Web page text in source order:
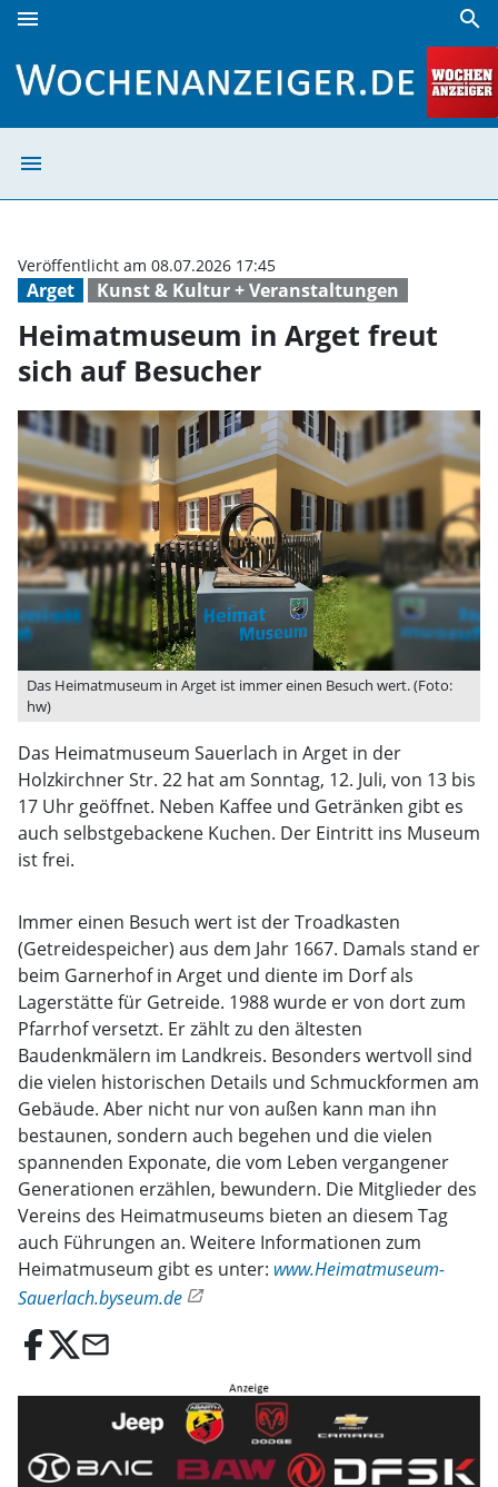
menu search
menu
Arget Kunst & Kultur + Veranstaltungen
Veröffentlicht am 08.07.2026 17:45
Heimatmuseum in Arget freut
sich auf Besucher
Das Heimatmuseum in Arget ist immer einen Besuch wert. (Foto:
hw)
Das Heimatmuseum Sauerlach in Arget in der
Holzkirchner Str. 22 hat am Sonntag, 12. Juli, von 13 bis
17 Uhr geöffnet. Neben Kaffee und Getränken gibt es
auch selbstgebackene Kuchen. Der Eintritt ins Museum
ist frei.
Immer einen Besuch wert ist der Troadkasten
(Getreidespeicher) aus dem Jahr 1667. Damals stand er
beim Garnerhof in Arget und diente im Dorf als
Lagerstätte für Getreide. 1988 wurde er von dort zum
Pfarrhof versetzt. Er zählt zu den ältesten
Baudenkmälern im Landkreis. Besonders wertvoll sind
die vielen historischen Details und Schmuckformen am
Gebäude. Aber nicht nur von außen kann man ihn
bestaunen, sondern auch begehen und die vielen
spannenden Exponate, die vom Leben vergangener
Generationen erzählen, bewundern. Die Mitglieder des
Vereins des Heimatmuseums bieten an diesem Tag
auch Führungen an. Weitere Informationen zum
Heimatmuseum gibt es unter: www.Heimatmuseum-
Sauerlach.byseum.de
email